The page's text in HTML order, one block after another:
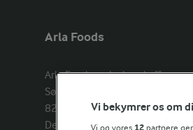
Arla Foods
Arla Foods amba head office
Sønderhøj 14,
8260 Viby J
Denmark
Vi bekymrer os om
Vi og vores 12 partnere